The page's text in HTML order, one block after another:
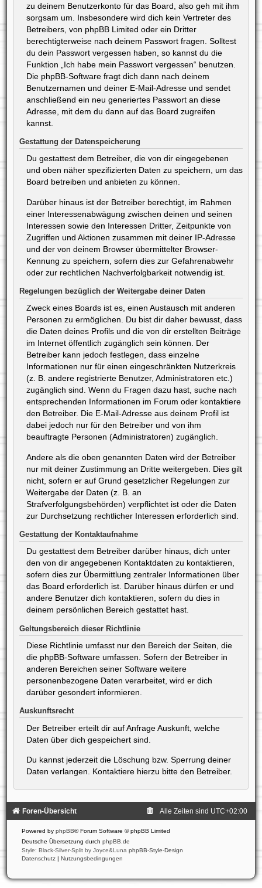
zu deinem Benutzerkonto für das Board, also geh mit ihm
sorgsam um. Insbesondere wird dich kein Vertreter des
Betreibers, von phpBB Limited oder ein Dritter
berechtigterweise nach deinem Passwort fragen. Solltest
du dein Passwort vergessen haben, so kannst du die
Funktion „Ich habe mein Passwort vergessen“ benutzen.
Die phpBB-Software fragt dich dann nach deinem
Benutzernamen und deiner E-Mail-Adresse und sendet
anschließend ein neu generiertes Passwort an diese
Adresse, mit dem du dann auf das Board zugreifen
kannst.
Gestattung der Datenspeicherung
Du gestattest dem Betreiber, die von dir eingegebenen
und oben näher spezifizierten Daten zu speichern, um das
Board betreiben und anbieten zu können.
Darüber hinaus ist der Betreiber berechtigt, im Rahmen
einer Interessenabwägung zwischen deinen und seinen
Interessen sowie den Interessen Dritter, Zeitpunkte von
Zugriffen und Aktionen zusammen mit deiner IP-Adresse
und der von deinem Browser übermittelter Browser-
Kennung zu speichern, sofern dies zur Gefahrenabwehr
oder zur rechtlichen Nachverfolgbarkeit notwendig ist.
Regelungen bezüglich der Weitergabe deiner Daten
Zweck eines Boards ist es, einen Austausch mit anderen
Personen zu ermöglichen. Du bist dir daher bewusst, dass
die Daten deines Profils und die von dir erstellten Beiträge
im Internet öffentlich zugänglich sein können. Der
Betreiber kann jedoch festlegen, dass einzelne
Informationen nur für einen eingeschränkten Nutzerkreis
(z. B. andere registrierte Benutzer, Administratoren etc.)
zugänglich sind. Wenn du Fragen dazu hast, suche nach
entsprechenden Informationen im Forum oder kontaktiere
den Betreiber. Die E-Mail-Adresse aus deinem Profil ist
dabei jedoch nur für den Betreiber und von ihm
beauftragte Personen (Administratoren) zugänglich.
Andere als die oben genannten Daten wird der Betreiber
nur mit deiner Zustimmung an Dritte weitergeben. Dies gilt
nicht, sofern er auf Grund gesetzlicher Regelungen zur
Weitergabe der Daten (z. B. an
Strafverfolgungsbehörden) verpflichtet ist oder die Daten
zur Durchsetzung rechtlicher Interessen erforderlich sind.
Gestattung der Kontaktaufnahme
Du gestattest dem Betreiber darüber hinaus, dich unter
den von dir angegebenen Kontaktdaten zu kontaktieren,
sofern dies zur Übermittlung zentraler Informationen über
das Board erforderlich ist. Darüber hinaus dürfen er und
andere Benutzer dich kontaktieren, sofern du dies in
deinem persönlichen Bereich gestattet hast.
Geltungsbereich dieser Richtlinie
Diese Richtlinie umfasst nur den Bereich der Seiten, die
die phpBB-Software umfassen. Sofern der Betreiber in
anderen Bereichen seiner Software weitere
personenbezogene Daten verarbeitet, wird er dich
darüber gesondert informieren.
Auskunftsrecht
Der Betreiber erteilt dir auf Anfrage Auskunft, welche
Daten über dich gespeichert sind.
Du kannst jederzeit die Löschung bzw. Sperrung deiner
Daten verlangen. Kontaktiere hierzu bitte den Betreiber.
Foren-Übersicht Alle Zeiten sind UTC+02:00
Powered by phpBB® Forum Software © phpBB Limited
Deutsche Übersetzung durch phpBB.de
Style: Black-Silver-Split by Joyce&Luna phpBB-Style-Design
Datenschutz | Nutzungsbedingungen